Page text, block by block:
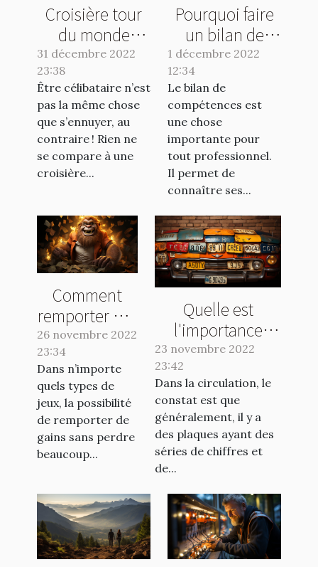
Croisière tour
du monde
célibataire :
pourquoi une
croisière solo ?
31 décembre 2022
23:38
Être célibataire n’est
pas la même chose
que s’ennuyer, au
contraire ! Rien ne
se compare à une
croisière...
Pourquoi faire
un bilan de
compétences ?
1 décembre 2022
12:34
Le bilan de
compétences est
une chose
importante pour
tout professionnel.
Il permet de
connaître ses...
Comment
remporter des
gains en
jouant au
Crash Casino
?
26 novembre 2022
23:34
Dans n’importe
quels types de
jeux, la possibilité
de remporter de
gains sans perdre
beaucoup...
Quelle est
l'importance
d'une plaque
d'immatriculation
?
23 novembre 2022
23:42
Dans la circulation, le
constat est que
généralement, il y a
des plaques ayant des
séries de chiffres et
de...